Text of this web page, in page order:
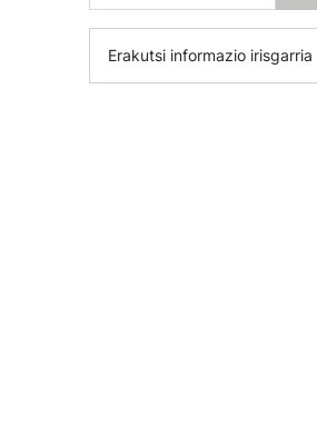
Erakutsi informazio irisgarria